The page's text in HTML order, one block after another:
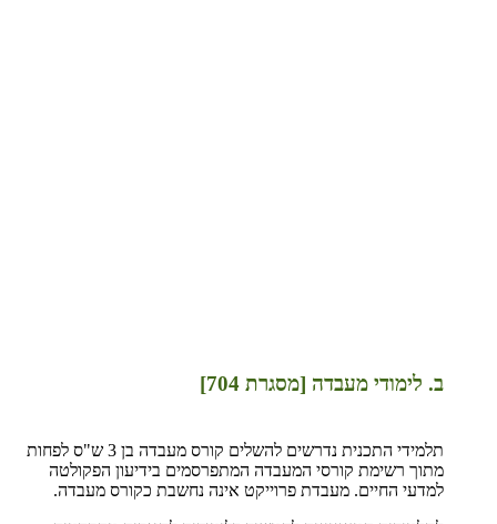
ב. לימודי מעבדה [מסגרת 704]
תלמידי התכנית נדרשים להשלים קורס מעבדה בן 3 ש"ס לפחות
מתוך רשימת קורסי המעבדה המתפרסמים בידיעון הפקולטה
למדעי החיים. מעבדת פרוייקט אינה נחשבת כקורס מעבדה.